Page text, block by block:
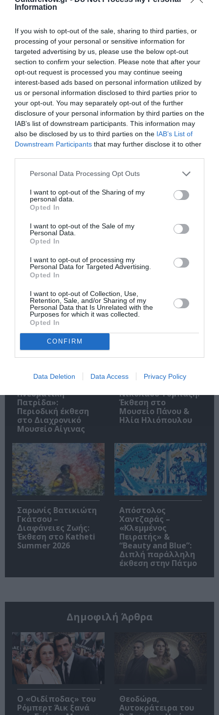
Information
If you wish to opt-out of the sale, sharing to third parties, or
processing of your personal or sensitive information for
targeted advertising by us, please use the below opt-out
section to confirm your selection. Please note that after your
opt-out request is processed you may continue seeing
interest-based ads based on personal information utilized by
us or personal information disclosed to third parties prior to
your opt-out. You may separately opt-out of the further
disclosure of your personal information by third parties on the
IAB’s list of downstream participants. This information may
also be disclosed by us to third parties on the IAB’s List of
Downstream Participants that may further disclose it to other
Personal Data Processing Opt Outs
I want to opt-out of the Sharing of my
personal data.
Opted In
I want to opt-out of the Sale of my
Personal Data.
Opted In
I want to opt-out of processing my
Personal Data for Targeted Advertising.
Opted In
I want to opt-out of Collection, Use,
Retention, Sale, and/or Sharing of my
Personal Data that Is Unrelated with the
Purposes for which it was collected.
Opted In
CONFIRM
Data Deletion Data Access Privacy Policy
Δείτε όλα τα
Νέοι Διαγωνισμοί❯
Tags
ΓΚΑΛΕΡΙ ΤΕΧΝΗΣ - ΑΙΘΟΥΣΕΣ ΤΕΧΝΗΣ
ΔΩΡΕΑΝ ΕΚΔΗΛΩΣΕΙΣ
ΕΙΚΑΣΤΙΚΕΣ ΕΚΘΕΣΕΙΣ
ΕΚΘΕΣΗ ΖΩΓΡΑΦΙΚΗΣ
ΖΩΓΡΑΦΙΚΗ ΖΩΓΡΑΦΟΣ
Newsletter
την Τέχνη και τον Πολιτισμό!
Ακολουθήστε το Culturenow.gr
Σχετικά Άρθρα
«Απομακρυσμένα
Πνευματική
Πατρίδα»:
Περιοδική έκθεση
στο Διαχρονικό
Μουσείο Αίγινας
Η Ελλάδα μέσα από
Νικόλαου Τομπάζη:
Έκθεση στο
Μουσείο Πάνου &
Ηλία Ηλιόπουλου
Σαρωνίς Βατικιώτη
Γκάτσου –
Διαφάνειες Ζωής:
Έκθεση στο Katheti
Summer 2026
Απόστολος
Χαντζαράς –
«Κλεμμένος
Πειρατής» &
“Beauty and Blue”:
Διπλή παράλληλη
έκθεση στην Πάτμο
Δημοφιλή Άρθρα
O «Οιδίποδας» του
Ρόμπερτ Άικ ξανά
Θεοδώρα,
Αυτοκράτειρα του